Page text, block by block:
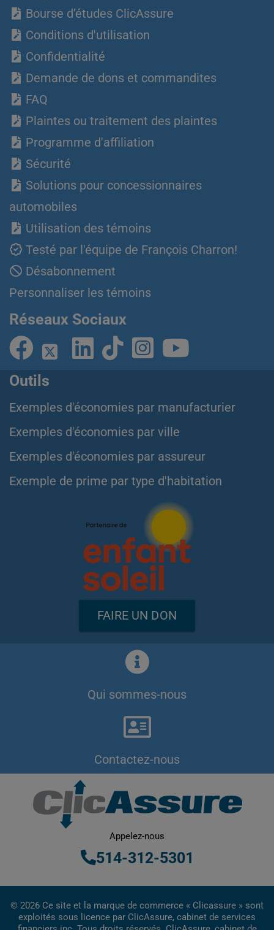
Bourse d’études ClicAssure
Conditions d'utilisation
Confidentialité
Demande de dons et commandites
FAQ
Plaintes ou traitement des plaintes
Programme d'affiliation
Sécurité
Solutions pour concessionnaires
automobiles
Utilisation des témoins
Testé par l'équipe de François Charron!
Désabonnement
Personnaliser les témoins
Réseaux Sociaux
Outils
Exemples d'économies par manufacturier
Exemples d'économies par ville
Exemples d'économies par assureur
Exemple de prime par type d'habitation
FAIRE UN DON
Qui sommes-nous
Contactez-nous
Appelez-nous
514-312-5301
© 2026 Ce site et la marque de commerce « Clicassure » sont
exploités sous licence par ClicAssure, cabinet de services